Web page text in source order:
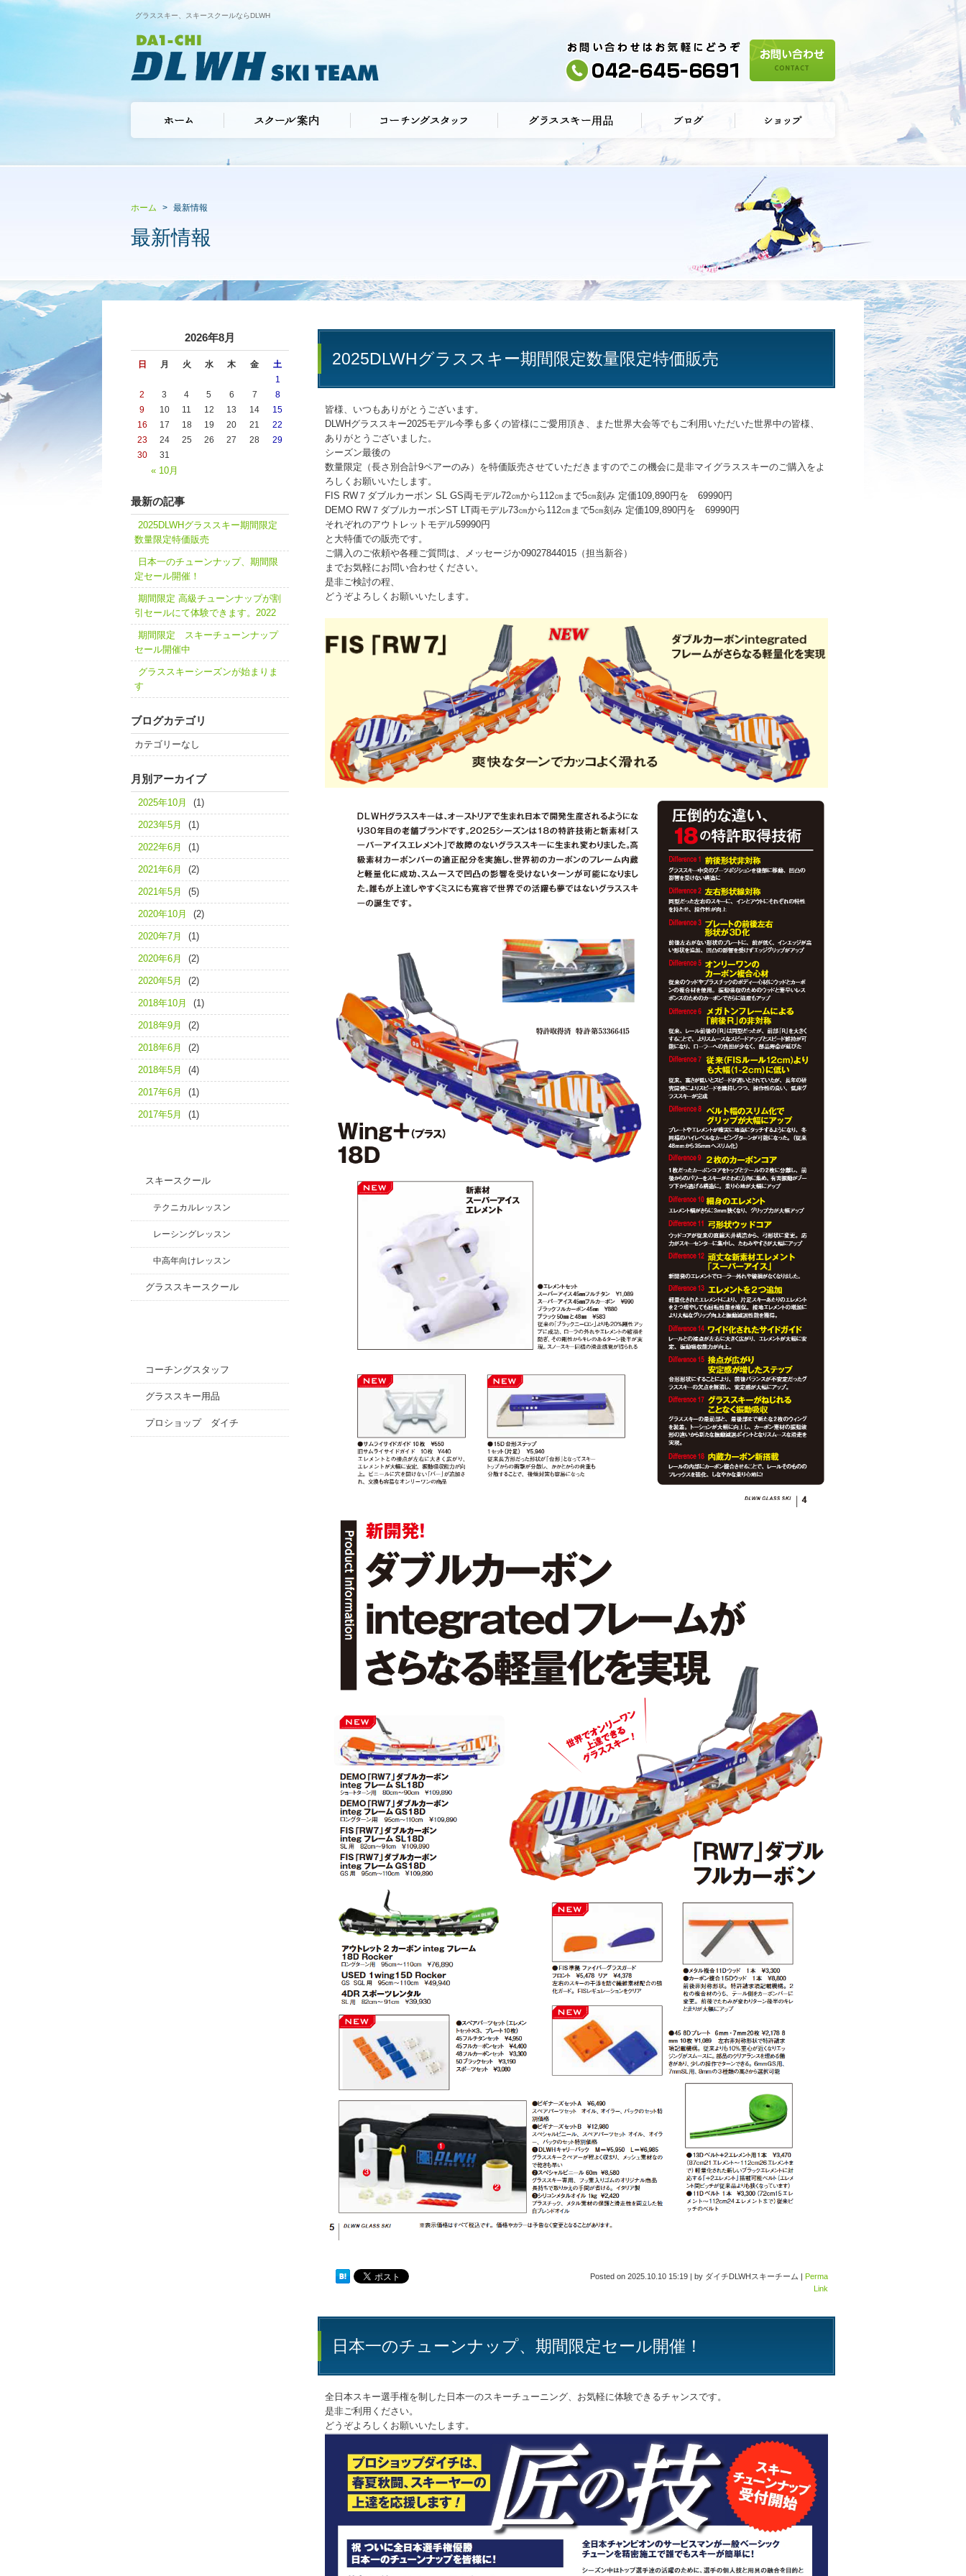
グラススキー、スキースクールならDLWH
ホーム 最新情報
最新情報
2025DLWHグラススキー期間限定数量限定特価販売
皆様、いつもありがとうございます。
DLWHグラススキー2025モデル今季も多くの皆様にご愛用頂き、また世界大会等でもご利用いただいた世界中の皆様、
ありがとうございました。
シーズン最後の
数量限定（長さ別合計9ペアーのみ）を特価販売させていただきますのでこの機会に是非マイグラススキーのご購入をよ
ろしくお願いいたします。
FIS RW７ダブルカーボン SL GS両モデル72㎝から112㎝まで5㎝刻み 定価109,890円を 69990円
DEMO RW７ダブルカーボンST LT両モデル73㎝から112㎝まで5㎝刻み 定価109,890円を 69990円
それぞれのアウトレットモデル59990円
と大特価での販売です。
ご購入のご依頼や各種ご質問は、メッセージか09027844015（担当新谷）
までお気軽にお問い合わせください。
是非ご検討の程、
どうぞよろしくお願いいたします。
Posted on 2025.10.10 15:19 by ダイチDLWHスキーチーム
Perma
Link
日本一のチューンナップ、期間限定セール開催！
全日本スキー選手権を制した日本一のスキーチューニング、お気軽に体験できるチャンスです。
是非ご利用ください。
どうぞよろしくお願いいたします。
2026年8月
日 月 火 水 木 金 土
« 10月
1
2
3 4 5 6 7
8
9
10 11 12 13 14
15
16
17 18 19 20 21
22
23
24 25 26 27 28
29
30
31
最新の記事
2025DLWHグラススキー期間限定
数量限定特価販売
日本一のチューンナップ、期間限
定セール開催！
期間限定 高級チューンナップが割
引セールにて体験できます。2022
期間限定 スキーチューンナップ
セール開催中
グラススキーシーズンが始まりま
す
ブログカテゴリ
カテゴリーなし
月別アーカイブ
2025年10月 (1)
2023年5月 (1)
2022年6月 (1)
2021年6月 (2)
2021年5月 (5)
2020年10月 (2)
2020年7月 (1)
2020年6月 (2)
2020年5月 (2)
2018年10月 (1)
2018年9月 (2)
2018年6月 (2)
2018年5月 (4)
2017年6月 (1)
2017年5月 (1)
スキースクール
テクニカルレッスン
レーシングレッスン
中高年向けレッスン
グラススキースクール
コーチングスタッフ
グラススキー用品
プロショップ ダイチ